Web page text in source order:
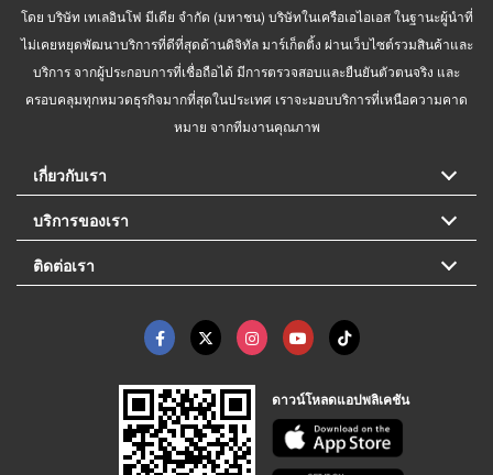
โดย บริษัท เทเลอินโฟ มีเดีย จำกัด (มหาชน) บริษัทในเครือเอไอเอส ในฐานะผู้นำที่
ไม่เคยหยุดพัฒนาบริการที่ดีที่สุดด้านดิจิทัล มาร์เก็ตติ้ง ผ่านเว็บไซต์รวมสินค้าและ
บริการ จากผู้ประกอบการที่เชื่อถือได้ มีการตรวจสอบและยืนยันตัวตนจริง และ
ครอบคลุมทุกหมวดธุรกิจมากที่สุดในประเทศ เราจะมอบบริการที่เหนือความคาด
หมาย จากทีมงานคุณภาพ
เกี่ยวกับเรา
บริการของเรา
ติดต่อเรา
ดาวน์โหลดแอปพลิเคชัน